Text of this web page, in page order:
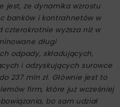
jest, że dynamika wzrostu
banków i kontrahnetów w
wyższa niż w
długi
odpady, składujących,
i odzyskujących surowce
237 mln zł. Głównie jest to
firm, które już wcześniej
bo sam udział